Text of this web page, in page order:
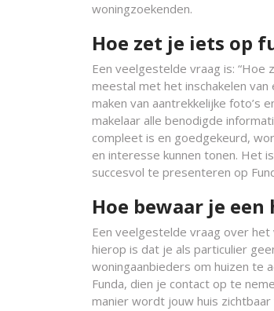
woningzoekenden.
Hoe zet je iets op
Een veelgestelde vraag is: “Hoe
meestal met het inschakelen
maken van aantrekkelijke foto’s
makelaar alle benodigde
compleet is en goedgekeurd,
en interesse kunnen tonen. Het
succesvol te presenteren op
Hoe bewaar je
Een veelgestelde vraag over het
hierop is dat je als particulier
woningaanbieders om huizen te
Funda, dien je contact op te
manier wordt jouw huis